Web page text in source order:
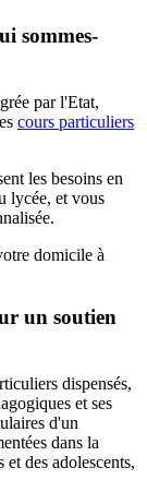
sommes-
par l'Etat,
cours particuliers
les besoins en
lycée, et vous
domicile à
un soutien
dispensés,
et ses
d'un
dans la
et des adolescents,